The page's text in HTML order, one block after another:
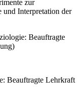
zur
und Interpretation der
Beauftragte
Beauftragte Lehrkraft